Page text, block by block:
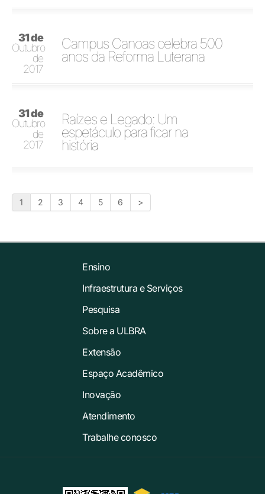
31 de
Outubro
de
2017
Campus Canoas celebra 500
anos da Reforma Luterana
31 de
Outubro
de
2017
Raízes e Legado: Um
espetáculo para ficar na
história
1 2 3 4 5 6 >
Ensino
Infraestrutura e Serviços
Pesquisa
Sobre a ULBRA
Extensão
Espaço Acadêmico
Inovação
Atendimento
Trabalhe conosco